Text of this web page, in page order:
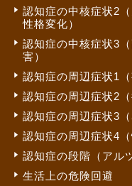
認知症の中核症状2
性格変化）
認知症の中核症状3
害）
認知症の周辺症状1
認知症の周辺症状2
認知症の周辺症状3
認知症の周辺症状4
認知症の段階（アル
生活上の危険回避